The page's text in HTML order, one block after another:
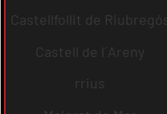
Castellfollit de
Castell de l´Areny
rrius